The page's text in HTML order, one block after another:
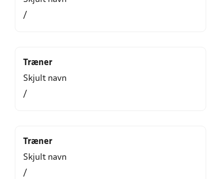
/
Træner
Skjult navn
/
Træner
Skjult navn
/